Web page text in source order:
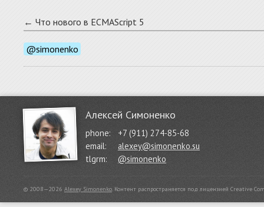
← Что нового в ECMAScript 5
@simonenko
Алексей Симоненко
phone:
+7 (911) 274-85-68
email:
alexey@simonenko.su
tlgrm:
@simonenko
© 2008—2026 Alexey Simonenko. Контент распространяется под лицензией Creative